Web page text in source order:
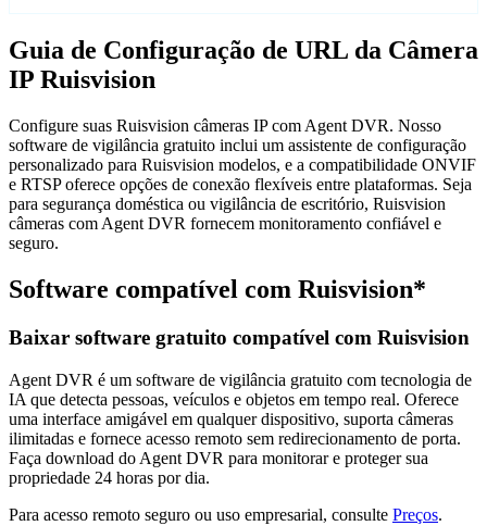
Guia de Configuração de URL da Câmera
IP Ruisvision
Configure suas Ruisvision câmeras IP com Agent DVR. Nosso
software de vigilância gratuito inclui um assistente de configuração
personalizado para Ruisvision modelos, e a compatibilidade ONVIF
e RTSP oferece opções de conexão flexíveis entre plataformas. Seja
para segurança doméstica ou vigilância de escritório, Ruisvision
câmeras com Agent DVR fornecem monitoramento confiável e
seguro.
Software compatível com Ruisvision*
Baixar software gratuito compatível com Ruisvision
Agent DVR é um software de vigilância gratuito com tecnologia de
IA que detecta pessoas, veículos e objetos em tempo real. Oferece
uma interface amigável em qualquer dispositivo, suporta câmeras
ilimitadas e fornece acesso remoto sem redirecionamento de porta.
Faça download do Agent DVR para monitorar e proteger sua
propriedade 24 horas por dia.
Para acesso remoto seguro ou uso empresarial, consulte Preços.